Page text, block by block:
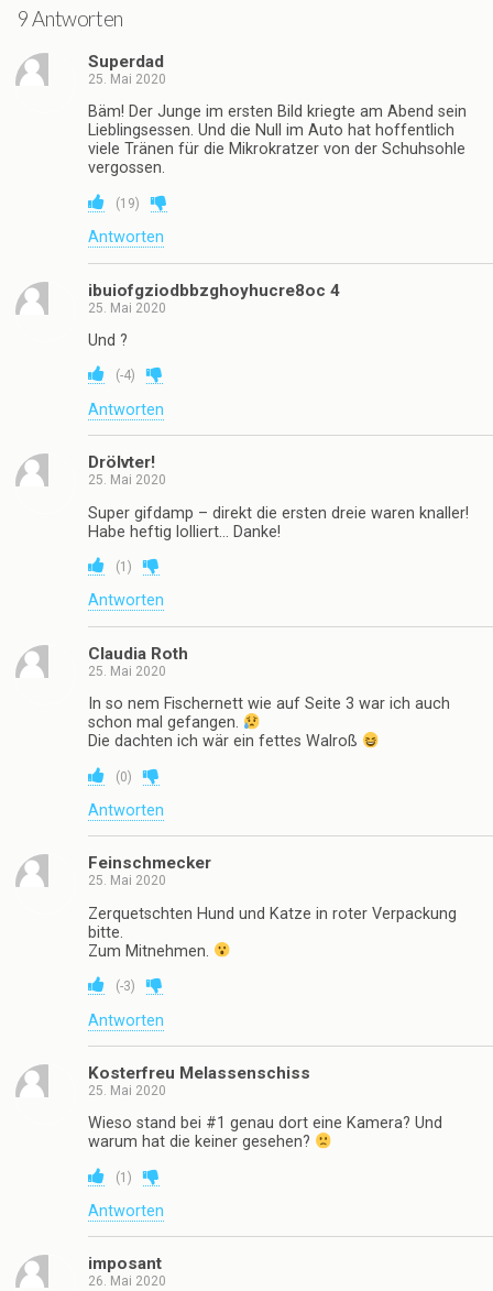
9 Antworten
Superdad
25. Mai 2020
Bäm! Der Junge im ersten Bild kriegte am Abend sein
Lieblingsessen. Und die Null im Auto hat hoffentlich
viele Tränen für die Mikrokratzer von der Schuhsohle
vergossen.
(19)
Antworten
ibuiofgziodbbzghoyhucre8oc 4
25. Mai 2020
Und ?
(-4)
Antworten
Drölvter!
25. Mai 2020
Super gifdamp – direkt die ersten dreie waren knaller!
Habe heftig lolliert… Danke!
(1 )
Antworten
Claudia Roth
25. Mai 2020
In so nem Fischernett wie auf Seite 3 war ich auch
schon mal gefangen.
Die dachten ich wär ein fettes Walroß
(0)
Antworten
Feinschmecker
25. Mai 2020
Zerquetschten Hund und Katze in roter Verpackung
bitte.
Zum Mitnehmen.
(-3)
Antworten
Kosterfreu Melassenschiss
25. Mai 2020
Wieso stand bei #1 genau dort eine Kamera? Und
warum hat die keiner gesehen?
(1 )
Antworten
imposant
26. Mai 2020